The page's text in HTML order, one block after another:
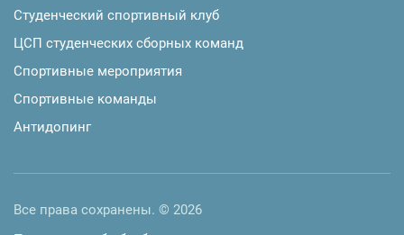
Студенческий спортивный клуб
ЦСП студенческих сборных команд
Спортивные мероприятия
Спортивные команды
Антидопинг
Все права сохранены. © 2026